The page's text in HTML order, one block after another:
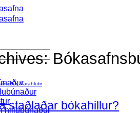
hillubúnaður
,Varahlutir
staðlaðar bókahillur?